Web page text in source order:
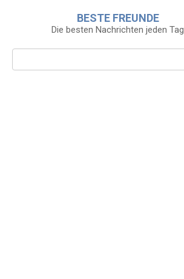
BESTE FREUNDE
Die besten Nachrichten jeden Tag
Search: